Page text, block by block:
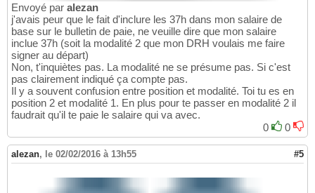
Envoyé par alezan
j'avais peur que le fait d'inclure les 37h dans mon salaire de
base sur le bulletin de paie, ne veuille dire que mon salaire
inclue 37h (soit la modalité 2 que mon DRH voulais me faire
signer au départ)
Non, t'inquiètes pas. La modalité ne se présume pas. Si c'est
pas clairement indiqué ça compte pas.
Il y a souvent confusion entre position et modalité. Toi tu es en
position 2 et modalité 1. En plus pour te passer en modalité 2 il
faudrait qu'il te paie le salaire qui va avec.
0
0
alezan, le 02/02/2016 à 13h55 #5